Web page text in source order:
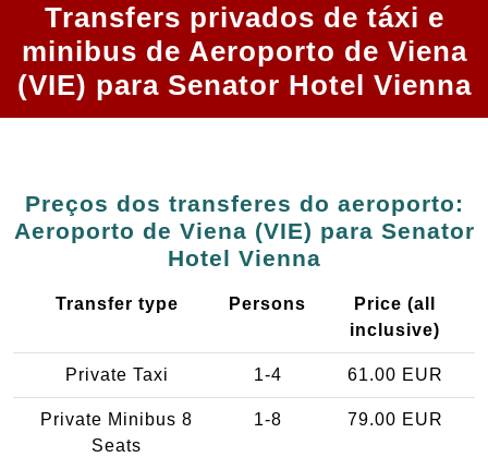
Transfers privados de táxi e
minibus de Aeroporto de Viena
(VIE) para Senator Hotel Vienna
Preços dos transferes do aeroporto:
Aeroporto de Viena (VIE) para Senator
Hotel Vienna
Transfer type Persons
Price (all
inclusive)
Private Taxi 1-4 61.00 EUR
Private Minibus 8
Seats
1-8 79.00 EUR